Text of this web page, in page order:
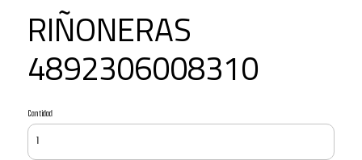
RIÑONERAS
4892306008310
Cantidad